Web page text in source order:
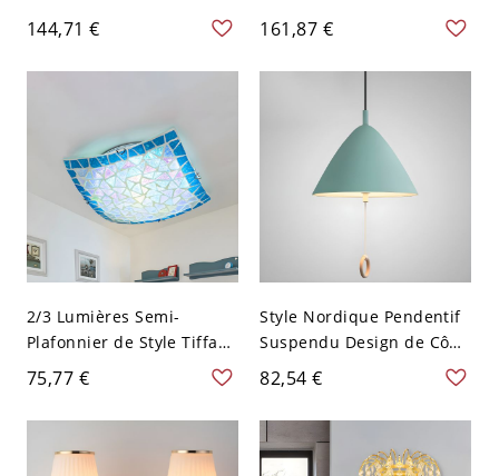
éclairage, 3 pales
translucides,
télécommande, variation
144,71 €
Lampe Suspendue Style
Tiffany - 110 V-120 V Bleu
40,64 cm
161,87 €
2/3 Lumières Semi-
Plafonnier de Style Tiffany
Carré en Vitrail Mosaïque
Luminaire Encastré pour
Salon - 110 V-120 V Bleu
75,77 €
Style Nordique Pendentif
Suspendu Design de Cône
Suspension avec Abat-
Jour en Métal - 110 V-120
V Bleu 27,94 cm
82,54 €